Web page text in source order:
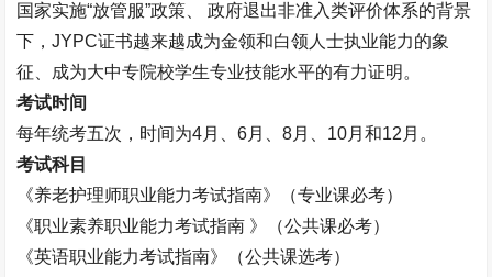
国家实施“放管服”政策、 政府退出非准入类评价体系的背景
下，JYPC证书越来越成为金领和白领人士执业能力的象
征、成为大中专院校学生专业技能水平的有力证明。
考试时间
每年统考五次，时间为4月、6月、8月、 10月和12 月。
考试科目
《养老护理师职业能力考试指南》（专业课必考）
《职业素养职业能力考试指南 》（公共课必考）
《英语职业能力考试指南》（公共课选考）